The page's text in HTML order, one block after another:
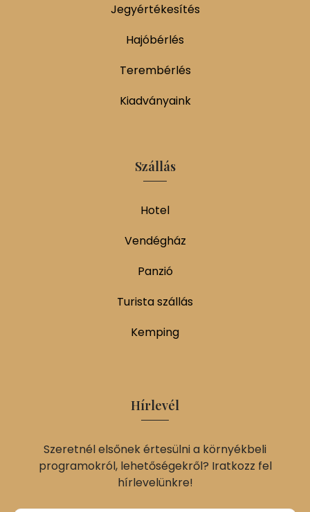
Jegyértékesítés
Hajóbérlés
Terembérlés
Kiadványaink
Szállás
Hotel
Vendégház
Panzió
Turista szállás
Kemping
Hírlevél
Szeretnél elsőnek értesülni a környékbeli
programokról, lehetőségekről? Iratkozz fel
hírlevelünkre!